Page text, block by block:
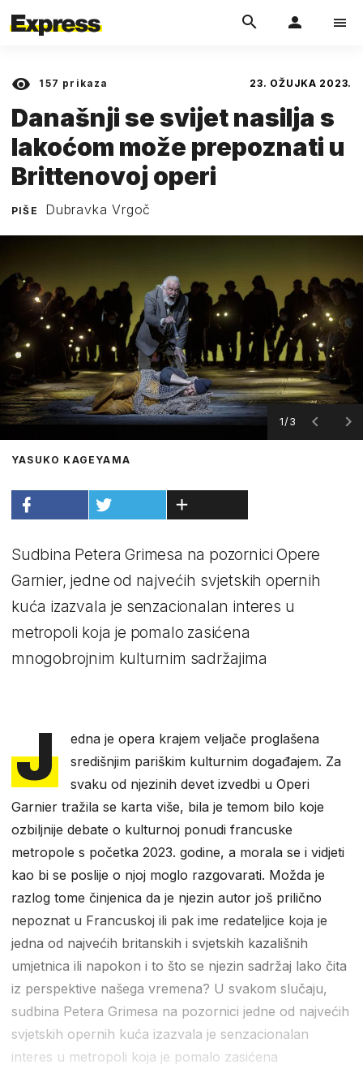
157 prikaza 23. OŽUJKA 2023.
Današnji se svijet nasilja s
lakoćom može prepoznati u
Brittenovoj operi
PIŠE Dubravka Vrgoč
1/3
YASUKO KAGEYAMA
Sudbina Petera Grimesa na pozornici Opere
Garnier, jedne od najvećih svjetskih opernih
kuća izazvala je senzacionalan interes u
metropoli koja je pomalo zasićena
mnogobrojnim kulturnim sadržajima
J
edna je opera krajem veljače proglašena
središnjim pariškim kulturnim događajem. Za
svaku od njezinih devet izvedbi u Operi
Garnier tražila se karta više, bila je temom bilo koje
ozbiljnije debate o kulturnoj ponudi francuske
metropole s početka 2023. godine, a morala se i vidjeti
kao bi se poslije o njoj moglo razgovarati. Možda je
razlog tome činjenica da je njezin autor još prilično
nepoznat u Francuskoj ili pak ime redateljice koja je
jedna od najvećih britanskih i svjetskih kazališnih
umjetnica ili napokon i to što se njezin sadržaj lako čita
iz perspektive našega vremena? U svakom slučaju,
sudbina Petera Grimesa na pozornici jedne od najvećih
svjetskih opernih kuća izazvala je senzacionalan
interes u metropoli koja je pomalo zasićena